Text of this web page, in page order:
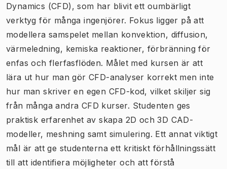
Dynamics (CFD), som har blivit ett oumbärligt
verktyg för många ingenjörer. Fokus ligger på att
modellera samspelet mellan konvektion, diffusion,
värmeledning, kemiska reaktioner, förbränning för
enfas och flerfasflöden. Målet med kursen är att
lära ut hur man gör CFD-analyser korrekt men inte
hur man skriver en egen CFD-kod, vilket skiljer sig
från många andra CFD kurser. Studenten ges
praktisk erfarenhet av skapa 2D och 3D CAD-
modeller, meshning samt simulering. Ett annat viktigt
mål är att ge studenterna ett kritiskt förhållningssätt
till att identifiera möjligheter och att förstå